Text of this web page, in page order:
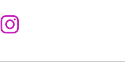
Aceder ao